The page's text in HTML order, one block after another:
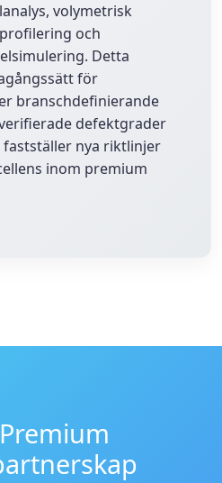
volymetrisk
och
Detta
för
branschdefinierande
defektgrader
fastställer nya riktlinjer
inom premium